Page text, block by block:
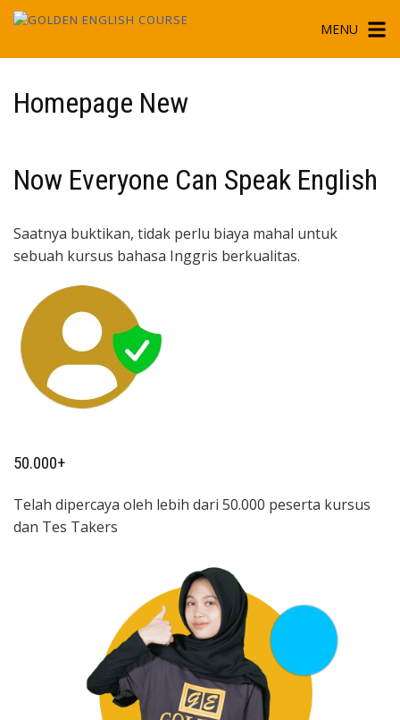
Skip
content
MENU
Homepage New
Now Everyone Can Speak English
Saatnya buktikan, tidak perlu biaya mahal untuk
sebuah kursus bahasa Inggris berkualitas.
50.000+
Telah dipercaya oleh lebih dari 50.000 peserta kursus
dan Tes Takers